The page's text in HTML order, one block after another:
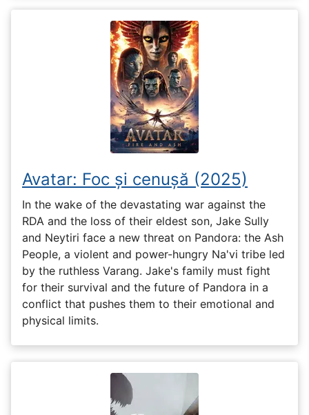
Avatar: Foc și cenușă (2025)
In the wake of the devastating war against the
RDA and the loss of their eldest son, Jake Sully
and Neytiri face a new threat on Pandora: the Ash
People, a violent and power-hungry Na'vi tribe led
by the ruthless Varang. Jake's family must fight
for their survival and the future of Pandora in a
conflict that pushes them to their emotional and
physical limits.